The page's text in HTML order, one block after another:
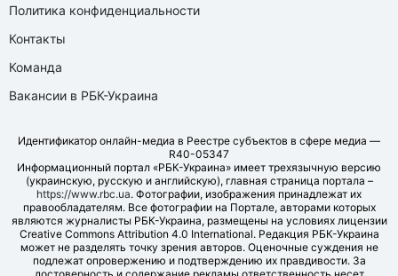
Политика конфиденциальности
Контакты
Команда
Вакансии в РБК-Украина
Идентификатор онлайн-медиа в Реестре субъектов в сфере медиа —
R40-05347
Информационный портал «РБК-Украина» имеет трехязычную версию
(украинскую, русскую и английскую), главная страница портала –
https://www.rbc.ua. Фотографии, изображения принадлежат их
правообладателям. Все фотографии на Портале, авторами которых
являются журналисты РБК-Украина, размещены на условиях лицензии
Creative Commons Attribution 4.0 International. Редакция РБК-Украина
может не разделять точку зрения авторов. Оценочные суждения не
подлежат опровержению и подтверждению их правдивости. За